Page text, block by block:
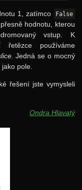
1, zatímco False
hodnotu, kterou
vstup. K
používáme
Jedná se o mocný
pole.
řešení jste vymysleli
Ondra Hlavatý